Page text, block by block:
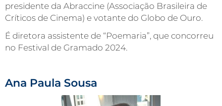
presidente da Abraccine (Associação Brasileira de
Críticos de Cinema) e votante do Globo de Ouro.
É diretora assistente de “Poemaria”, que concorreu
no Festival de Gramado 2024.
Ana Paula Sousa